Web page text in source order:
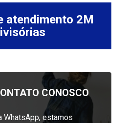
atendimento 2M
CONOSCO
WhatsApp, estamos